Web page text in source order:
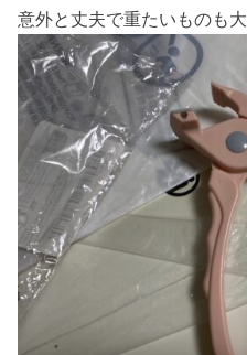
意外と丈夫で重たいものも大